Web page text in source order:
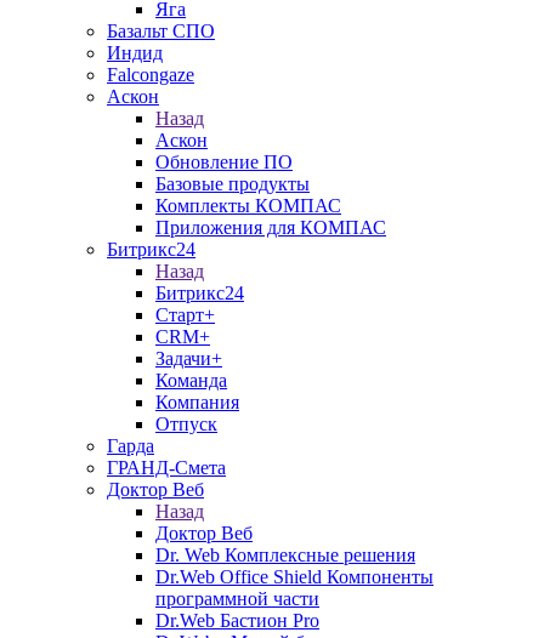
Яга
Базальт СПО
Индид
Falcongaze
Аскон
Назад
Аскон
Обновление ПО
Базовые продукты
Комплекты КОМПАС
Приложения для КОМПАС
Битрикс24
Назад
Битрикс24
Старт+
CRM+
Задачи+
Команда
Компания
Отпуск
Гарда
ГРАНД-Смета
Доктор Веб
Назад
Доктор Веб
Dr. Web Комплексные решения
Dr.Web Office Shield Компоненты
программной части
Dr.Web Бастион Pro